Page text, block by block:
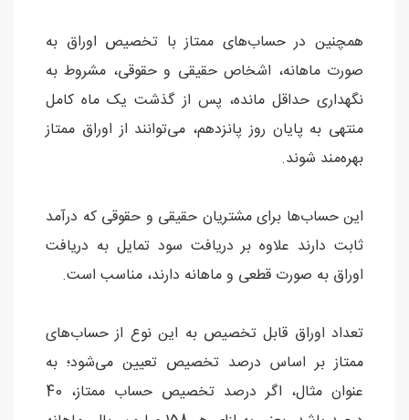
همچنین در حساب‌های ممتاز با تخصیص اوراق به
صورت ماهانه، اشخاص حقیقی و حقوقی، مشروط به
نگهداری حداقل مانده، پس از گذشت یک ماه کامل
منتهی به پایان روز پانزدهم، می‌توانند از اوراق ممتاز
بهره‌مند شوند.
این حساب‌ها برای مشتریان حقیقی و حقوقی که درآمد
ثابت دارند علاوه بر دریافت سود تمایل به دریافت
اوراق به صورت قطعی و ماهانه دارند، مناسب است.
تعداد اوراق قابل تخصیص به این نوع از حساب‌های
ممتاز بر اساس درصد تخصیص تعیین می‌شود؛ به
عنوان مثال، اگر درصد تخصیص حساب ممتاز، 40